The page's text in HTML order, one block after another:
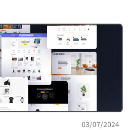
03/07/2024